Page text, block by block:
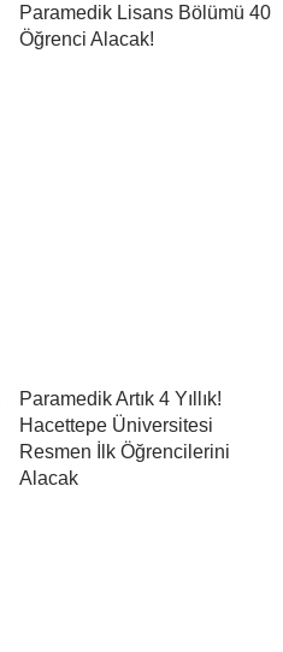
Paramedik Lisans Bölümü 40
Öğrenci Alacak!
Paramedik Artık 4 Yıllık!
Hacettepe Üniversitesi
Resmen İlk Öğrencilerini
Alacak